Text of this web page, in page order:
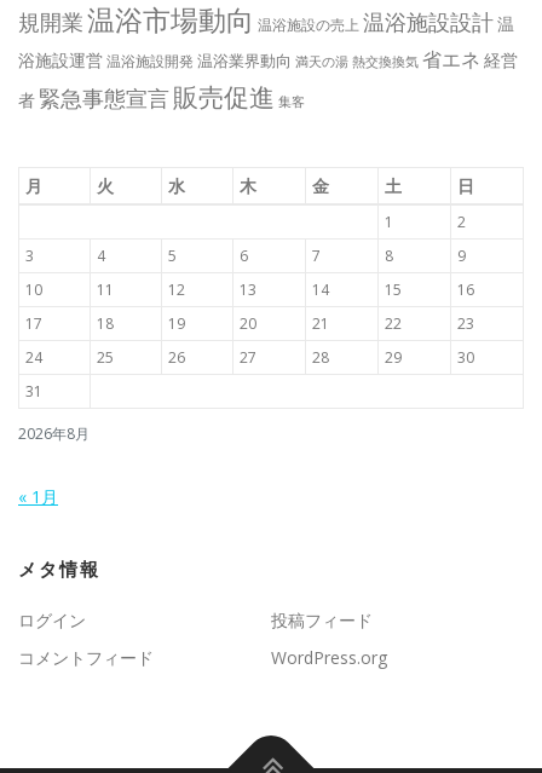
規開業温浴市場動向 温浴施設の売上 温浴施設設計温
浴施設運営温浴施設開発 温浴業界動向 満天の湯 熱交換換気 省エネ 経営
者 緊急事態宣言販売促進 集客
2026年8月
月 火 水 木 金 土 日
1
2
3
4 5 6 7 8
9
10
11 12 13 14 15
16
17
18 19 20 21 22
23
24
25 26 27 28 29
30
31
« 1月
メタ情報
ログイン
投稿フィード
コメントフィード
WordPress.org